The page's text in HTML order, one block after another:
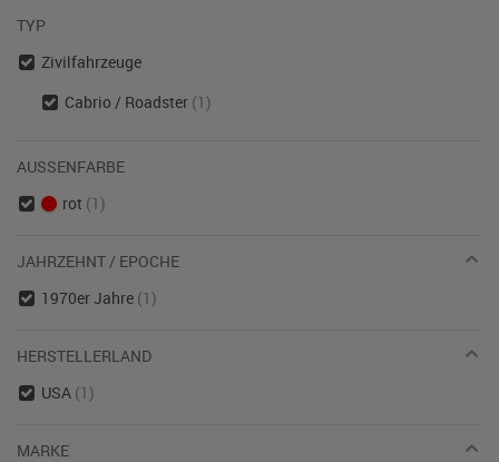
TYP
Zivilfahrzeuge
Cabrio / Roadster (1)
AUSSENFARBE
rot (1)
JAHRZEHNT / EPOCHE
1970er Jahre (1)
HERSTELLERLAND
USA (1)
MARKE